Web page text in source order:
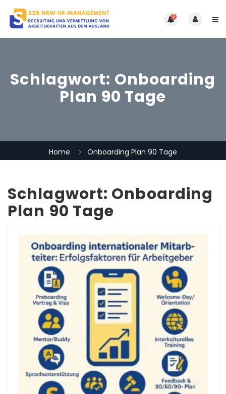
0
Schlagwort: Onboarding
Plan 90 Tage
Home Onboarding Plan 90 Tage
Schlagwort: Onboarding
Plan 90 Tage